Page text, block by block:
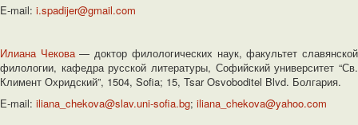
E-mail: i.spadijer@gmail.com
Илиана Чекова— доктор филологических наук, факультет славянской
филологии, кафедра русской литературы, Софийский университет “Св.
Климент Охридский”, 1504, Sofia; 15, Tsar Osvoboditel Blvd. Болгария.
Е-mail: iliana_chekova@slav.uni-sofia.bg; iliana_chekova@yahoo.com